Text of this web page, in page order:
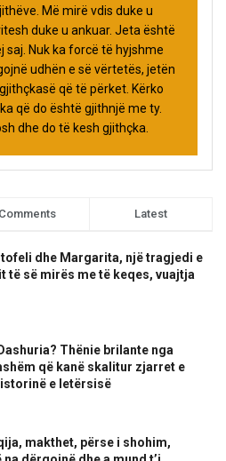
Më mirë vdis duke u
duke u ankuar. Jeta është
saj. Nuk ka forcë të hyjshme
udhën e së vërtetës, jetën
që të përket. Kërko
që do është gjithnjë me ty.
dhe do të kesh gjithçka.
Comments Latest
dhe Margarita, një tragjedi e
të së mirës me të keqes, vuajtja
Thënie brilante nga
që kanë skalitur zjarret e
e letërsisë
makthet, përse i shohim,